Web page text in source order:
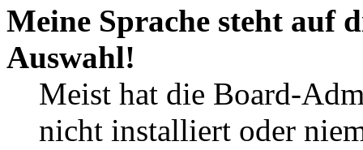
Meine Sprache steht auf
Auswahl!
Meist hat die Board-
nicht installiert oder